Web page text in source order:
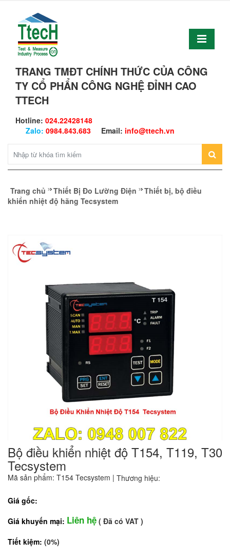
TRANG TMĐT CHÍNH THỨC CỦA CÔNG
TY CỔ PHẨN CÔNG NGHỆ ĐỈNH CAO
TTECH
Hotline: 024.22428148
Zalo: 0984.843.683 Email: info@ttech.vn
Trang chủ Thiết Bị Đo Lường Điện
Thiết bị, bộ điều
khiển nhiệt độ hãng Tecsystem
Bộ điều khiển nhiệt độ T154, T119, T30
Tecsystem
Mã sản phẩm: T154 Tecsystem | Thương hiệu:
Giá gốc:
Giá khuyến mại: Liên hệ ( Đã có VAT )
Tiết kiệm: (0%)